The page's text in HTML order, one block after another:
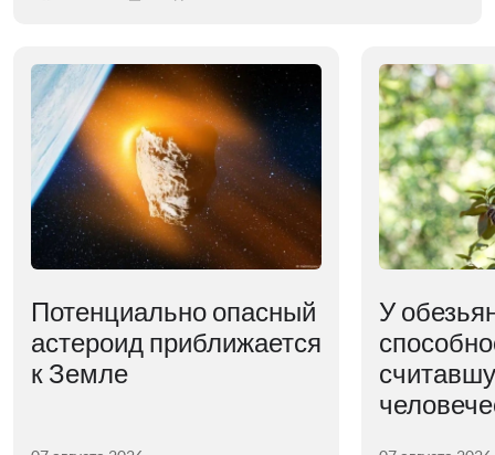
Потенциально опасный
астероид приближается
к Земле
У